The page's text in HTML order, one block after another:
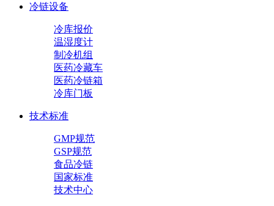
冷链设备
冷库报价
温湿度计
制冷机组
医药冷藏车
医药冷链箱
冷库门板
技术标准
GMP规范
GSP规范
食品冷链
国家标准
技术中心